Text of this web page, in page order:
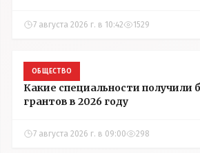
7 августа 2026 г. в 10:42 1529
ОБЩЕСТВО
Какие специальности получили
грантов в 2026 году
7 августа 2026 г. в 09:00 298